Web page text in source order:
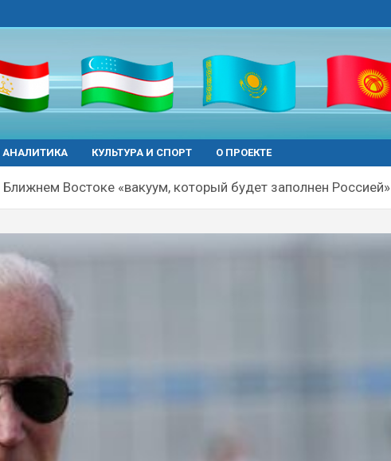
КУЛЬТУРА И СПОРТ О ПРОЕКТЕ
Востоке «вакуум, который будет заполнен Россией»